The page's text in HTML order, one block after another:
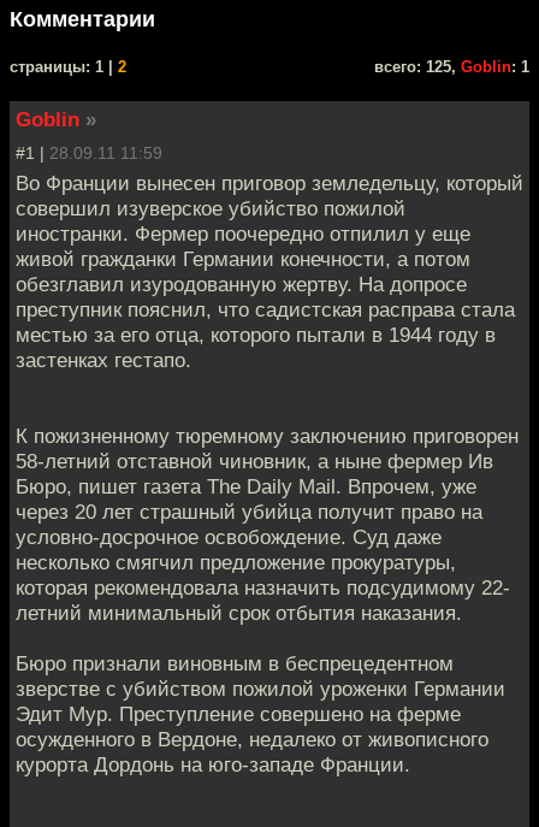
Комментарии
cтраницы: 1 | 2 всего: 125, Goblin: 1
Goblin »
#1 | 28.09.11 11:59
Во Франции вынесен приговор земледельцу, который
совершил изуверское убийство пожилой
иностранки. Фермер поочередно отпилил у еще
живой гражданки Германии конечности, а потом
обезглавил изуродованную жертву. На допросе
преступник пояснил, что садистская расправа стала
местью за его отца, которого пытали в 1944 году в
застенках гестапо.
К пожизненному тюремному заключению приговорен
58-летний отставной чиновник, а ныне фермер Ив
Бюро, пишет газета The Daily Mail. Впрочем, уже
через 20 лет страшный убийца получит право на
условно-досрочное освобождение. Суд даже
несколько смягчил предложение прокуратуры,
которая рекомендовала назначить подсудимому 22-
летний минимальный срок отбытия наказания.
Бюро признали виновным в беспрецедентном
зверстве с убийством пожилой уроженки Германии
Эдит Мур. Преступление совершено на ферме
осужденного в Вердоне, недалеко от живописного
курорта Дордонь на юго-западе Франции.